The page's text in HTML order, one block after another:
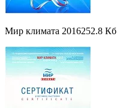
Мир климата 2016252.8 Кб